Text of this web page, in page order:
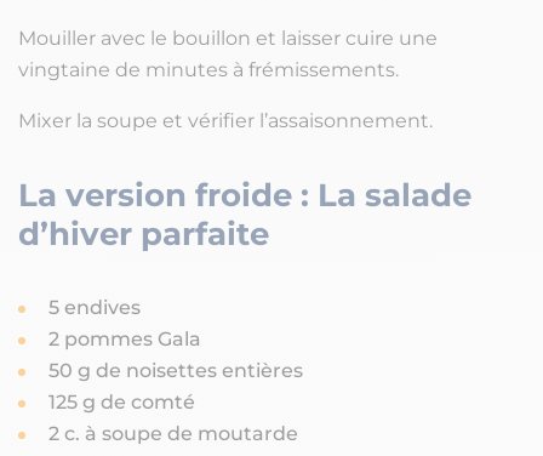
Mouiller avec le bouillon et laisser cuire une
vingtaine de minutes à frémissements.
Mixer la soupe et vérifier l’assaisonnement.
La version froide : La salade
d’hiver parfaite
5 endives
2 pommes Gala
50 g de noisettes entières
125 g de comté
2 c. à soupe de moutarde